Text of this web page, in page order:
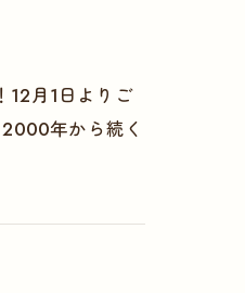
12月1日よりご
年から続く